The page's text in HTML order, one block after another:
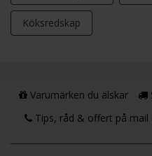
Köksredskap
Varumärken du älskar
Tips, råd & offert på mail